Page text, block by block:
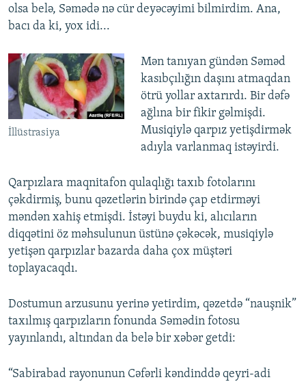
olsa belə, Səmədə nə cür deyəcəyimi bilmirdim. Ana,
bacı da ki, yox idi...
İllüstrasiya
Mən tanıyan gündən Səməd
kasıbçılığın daşını atmaqdan
ötrü yollar axtarırdı. Bir dəfə
ağlına bir fikir gəlmişdi.
Musiqiylə qarpız yetişdirmək
adıyla varlanmaq istəyirdi.
Qarpızlara maqnitafon qulaqlığı taxıb fotolarını
çəkdirmiş, bunu qəzetlərin birində çap etdirməyi
məndən xahiş etmişdi. İstəyi buydu ki, alıcıların
diqqətini öz məhsulunun üstünə çəkəcək, musiqiylə
yetişən qarpızlar bazarda daha çox müştəri
toplayacaqdı.
Dostumun arzusunu yerinə yetirdim, qəzetdə “nauşnik”
taxılmış qarpızların fonunda Səmədin fotosu
yayınlandı, altından da belə bir xəbər getdi:
“Sabirabad rayonunun Cəfərli kəndinddə qeyri-adi